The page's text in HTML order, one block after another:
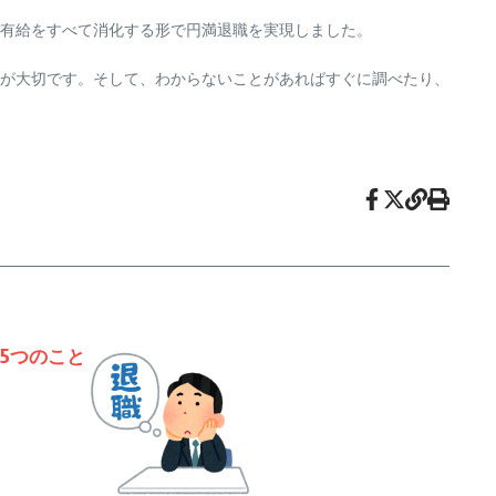
をすべて消化する形で円満退職を実現しました。
切です。そして、わからないことがあればすぐに調べたり、
つのこと